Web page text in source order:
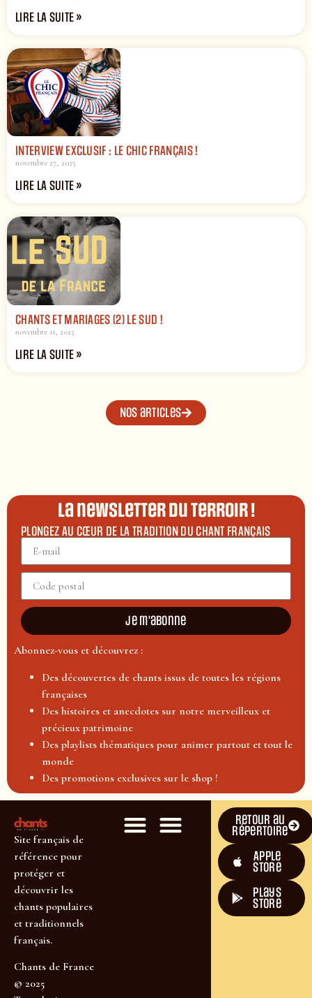
LIRE LA SUITE »
INTERVIEW EXCLUSIF : LE CHIC FRANÇAIS !
novembre 27, 2025
LIRE LA SUITE »
CHANTS ET MARIAGES (2) LE SUD !
novembre 11, 2025
LIRE LA SUITE »
Nos articles
La newsletter du terroir !
PLONGEZ AU CŒUR DE LA TRADITION DU CHANT FRANÇAIS
Je m'abonne
Abonnez-vous et découvrez :
Des découvertes de chants issus de toutes les régions
françaises
Des histoires et anecdotes sur notre merveilleux et
précieux patrimoine
Des playlists thématiques pour animer partout et tout le
monde
Des promotions exclusives sur le shop !
Site français de
référence pour
protéger et
découvrir les
chants populaires
et traditionnels
français.
Chants de France
© 2025
Retour au
répertoire
Apple
Store
plays
store